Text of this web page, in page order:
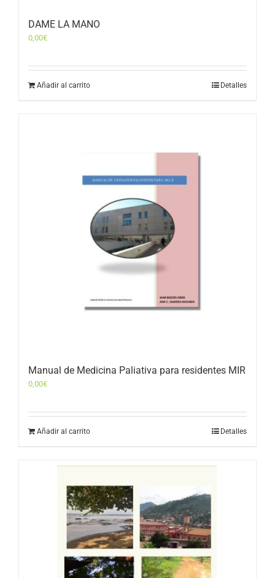
DAME LA MANO
0,00€
Añadir al carrito Detalles
Manual de Medicina Paliativa para residentes MIR
0,00€
Añadir al carrito Detalles